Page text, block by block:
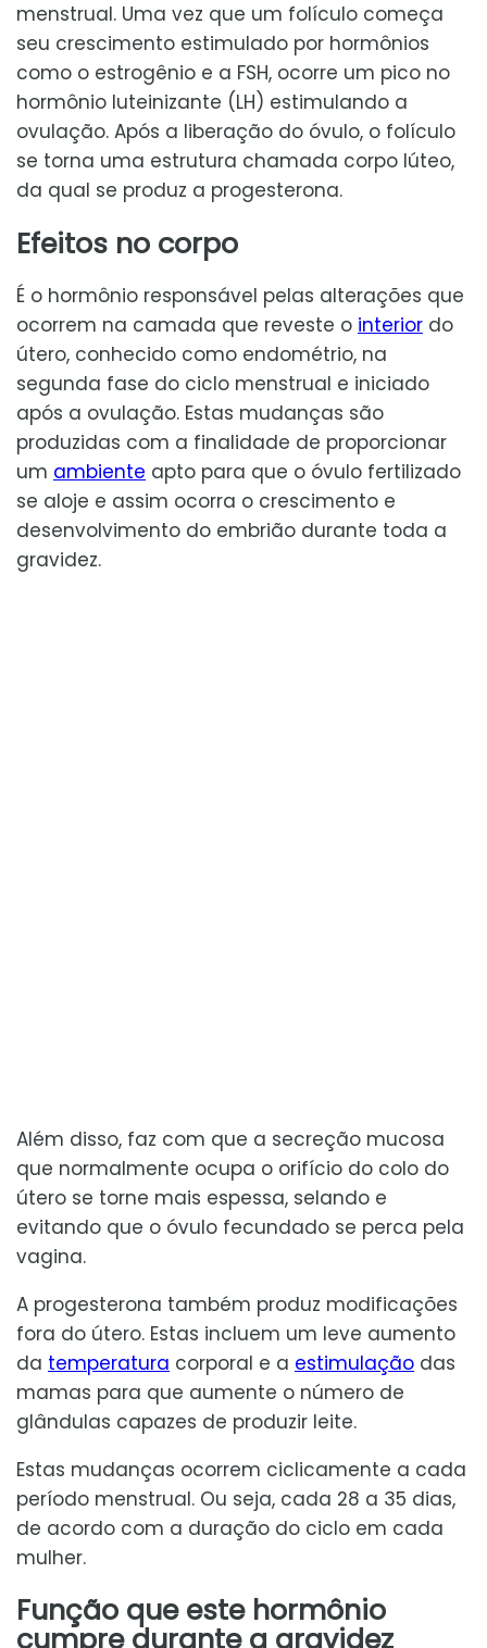
menstrual. Uma vez que um folículo começa
seu crescimento estimulado por hormônios
como o estrogênio e a FSH, ocorre um pico no
hormônio luteinizante (LH) estimulando a
ovulação. Após a liberação do óvulo, o folículo
se torna uma estrutura chamada corpo lúteo,
da qual se produz a progesterona.
Efeitos no corpo
É o hormônio responsável pelas alterações que
ocorrem na camada que reveste o interior do
útero, conhecido como endométrio, na
segunda fase do ciclo menstrual e iniciado
após a ovulação. Estas mudanças são
produzidas com a finalidade de proporcionar
um ambiente apto para que o óvulo fertilizado
se aloje e assim ocorra o crescimento e
desenvolvimento do embrião durante toda a
gravidez.
Além disso, faz com que a secreção mucosa
que normalmente ocupa o orifício do colo do
útero se torne mais espessa, selando e
evitando que o óvulo fecundado se perca pela
vagina.
A progesterona também produz modificações
fora do útero. Estas incluem um leve aumento
da temperatura corporal e a estimulação das
mamas para que aumente o número de
glândulas capazes de produzir leite.
Estas mudanças ocorrem ciclicamente a cada
período menstrual. Ou seja, cada 28 a 35 dias,
de acordo com a duração do ciclo em cada
mulher.
Função que este hormônio
cumpre durante a gravidez